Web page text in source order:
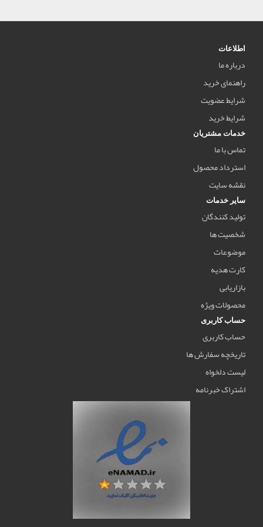
گفتار شصت و چهارم
امام رضا علیه السلام در نیشابور
حِصن توحید
مولف:شهید مرتضی مطهری
تدوین و تحقیق : جعفر صالحان
اطلاعات
درباره ما
راهنمای خرید
شرایط عضویت
شرایط خرید
خدمات مشتریان
تماس با ما
استرداد محصول
نقشه سایت
سایر خدمات
تولید کنندگان
شخصیت ها
موضوعات
کارت هدیه
بازاریابی
محصولات ویژه
حساب کاربری
حساب کاربری
تاریخچه سفارش ها
لیست دلخواه
اشتراک خبرنامه